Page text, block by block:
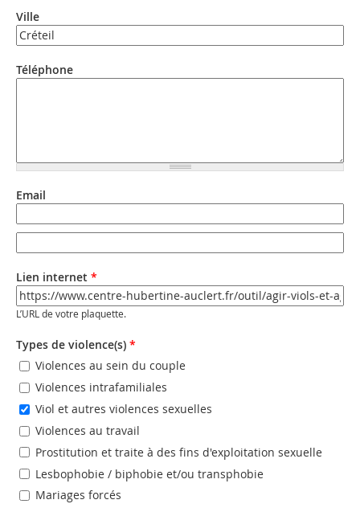
Ville
Téléphone
Email
Lien internet *
URL
*
L’URL de votre plaquette.
Types de violence(s) *
Violences au sein du couple
Violences intrafamiliales
Viol et autres violences sexuelles
Violences au travail
Prostitution et traite à des fins d'exploitation sexuelle
Lesbophobie / biphobie et/ou transphobie
Mariages forcés